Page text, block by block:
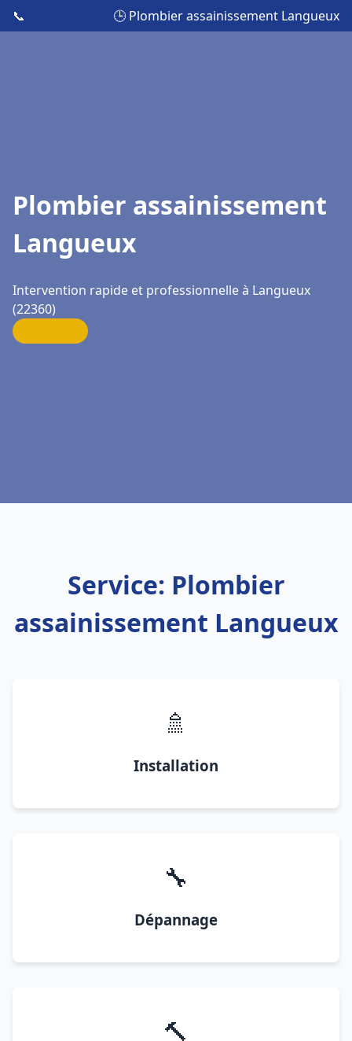
📞 🕒 Plombier assainissement Langueux
Plombier assainissement
Langueux
Intervention rapide et professionnelle à Langueux
(22360)
Service: Plombier
assainissement Langueux
🚿
Installation
🔧
Dépannage
🔨